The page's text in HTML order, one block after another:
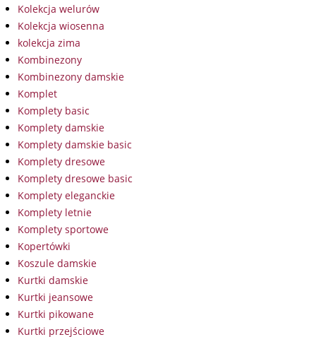
Kolekcja welurów
Kolekcja wiosenna
kolekcja zima
Kombinezony
Kombinezony damskie
Komplet
Komplety basic
Komplety damskie
Komplety damskie basic
Komplety dresowe
Komplety dresowe basic
Komplety eleganckie
Komplety letnie
Komplety sportowe
Kopertówki
Koszule damskie
Kurtki damskie
Kurtki jeansowe
Kurtki pikowane
Kurtki przejściowe